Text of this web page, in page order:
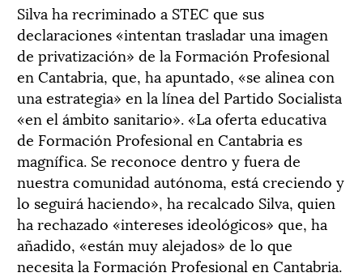
Silva ha recriminado a STEC que sus
declaraciones «intentan trasladar una imagen
de privatización» de la Formación Profesional
en Cantabria, que, ha apuntado, «se alinea con
una estrategia» en la línea del Partido Socialista
«en el ámbito sanitario». «La oferta educativa
de Formación Profesional en Cantabria es
magnífica. Se reconoce dentro y fuera de
nuestra comunidad autónoma, está creciendo y
lo seguirá haciendo», ha recalcado Silva, quien
ha rechazado «intereses ideológicos» que, ha
añadido, «están muy alejados» de lo que
necesita la Formación Profesional en Cantabria.